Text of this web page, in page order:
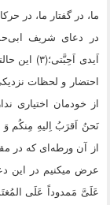
ما، در گفتار ما، در
در دعاى شریف
اَیدى
احتضار و لحظات
از خودمان اختیارى
از آن ورطه‌اى که در
عرض میکنیم در این
عَلَىَّ مَمدوداً عَلَى